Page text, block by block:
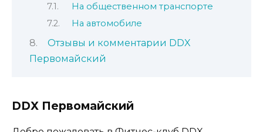
На общественном транспорте
На автомобиле
Отзывы и комментарии DDX
Первомайский
DDX Первомайский